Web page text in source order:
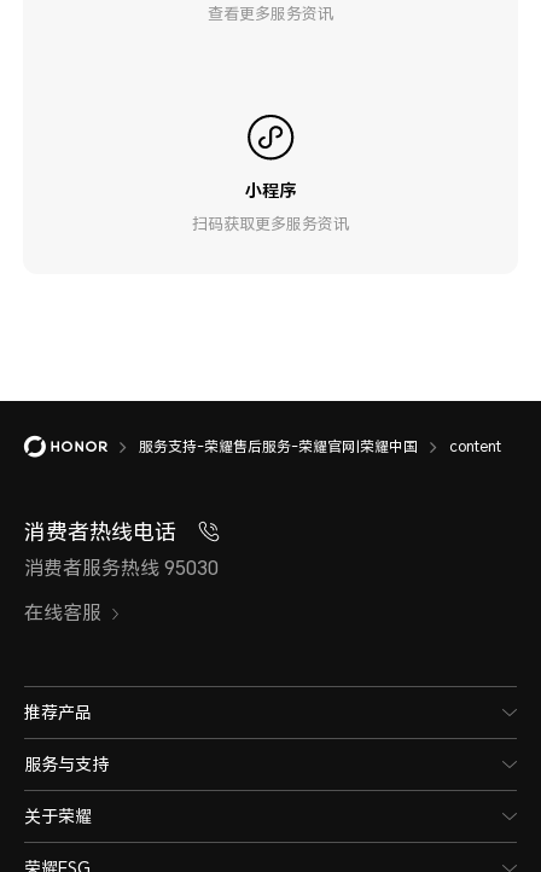
查看更多服务资讯
小程序
扫码获取更多服务资讯
服务支持-荣耀售后服务-荣耀官网|荣耀中国 content
消费者热线电话
消费者服务热线 95030
在线客服
推荐产品
服务与支持
关于荣耀